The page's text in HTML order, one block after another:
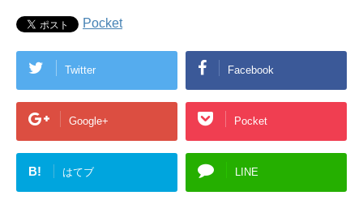
Pocket
Twitter Facebook
Google+ Pocket
B! はてブ LINE